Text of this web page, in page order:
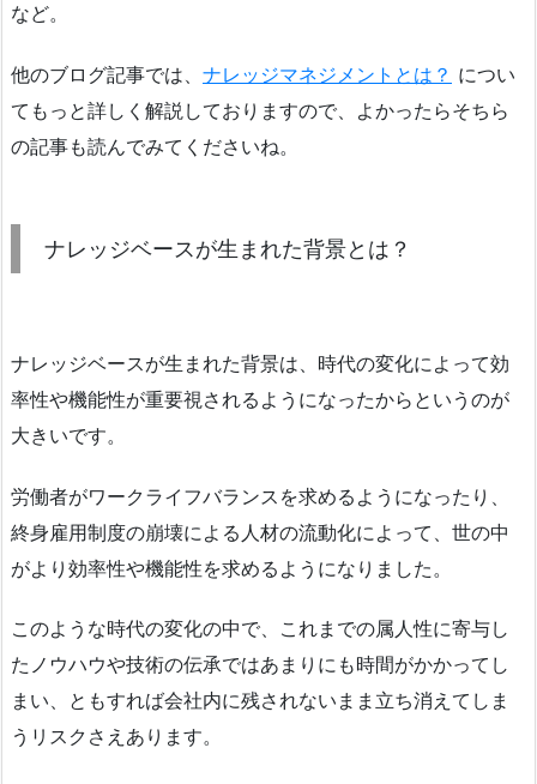
など。
他のブログ記事では、 ナレッジマネジメントとは？ につい
てもっと詳しく解説しておりますので、よかったらそちら
の記事も読んでみてくださいね。
ナレッジベースが生まれた背景とは？
ナレッジベースが生まれた背景は、時代の変化によって効
率性や機能性が重要視されるようになったからというのが
大きいです。
労働者がワークライフバランスを求めるようになったり、
終身雇用制度の崩壊による人材の流動化によって、世の中
がより効率性や機能性を求めるようになりました。
このような時代の変化の中で、これまでの属人性に寄与し
たノウハウや技術の伝承ではあまりにも時間がかかってし
まい、ともすれば会社内に残されないまま立ち消えてしま
うリスクさえあります。